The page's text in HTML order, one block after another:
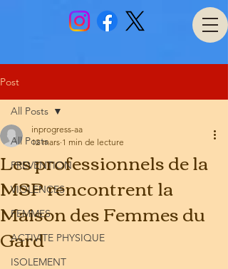
Post
All Posts
PREVENTION
VIOLENCES
FEMMES
ACTIVITE PHYSIQUE
ISOLEMENT
All Posts
Les professionnels de la
MSP rencontrent la
Maison des Femmes du
Gard
inprogress-aa
12 mars 1 min de lecture